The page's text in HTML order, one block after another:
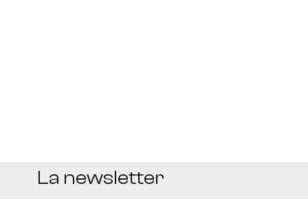
La newsletter